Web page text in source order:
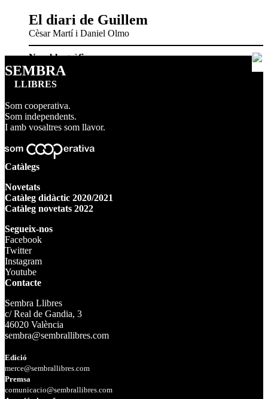
El diari de Guillem
Cèsar Martí i Daniel Olmo
Novel·la gràfica
SEMBRA
LLIBRES
Som cooperativa.
Som independents.
I amb vosaltres som llavor.
Catàlegs
Novetats
Catàleg didàctic 2020/2021
Catàleg novetats 2022
Segueix-nos
Facebook
Twitter
Instagram
Youtube
Contacte
Sembra Llibres
c/ Real de Gandia, 3
46020 València
sembra@sembrallibres.com
Edició
merce@sembrallibres.com
Premsa
comunicacio@sembrallibres.com